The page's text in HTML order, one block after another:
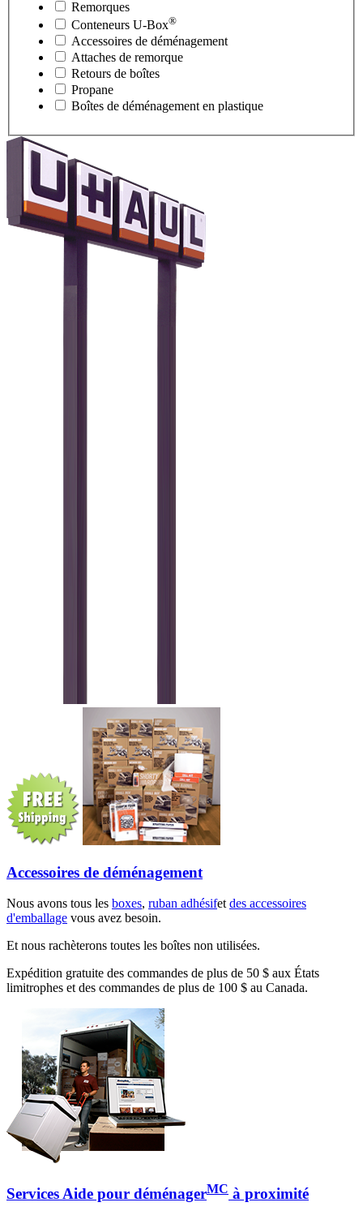
Remorques
Conteneurs U-Box®
Accessoires de déménagement
Attaches de remorque
Retours de boîtes
Propane
Boîtes de déménagement en plastique
Accessoires de déménagement
Nous avons tous les boxes, ruban adhésifetdes accessoires
d'emballage vous avez besoin.
Et nous rachèterons toutes les boîtes non utilisées.
Expédition gratuite des commandes de plus de 50 $ aux États
limitrophes et des commandes de plus de 100 $ au Canada.
Services Aide pour déménagerMC à proximité